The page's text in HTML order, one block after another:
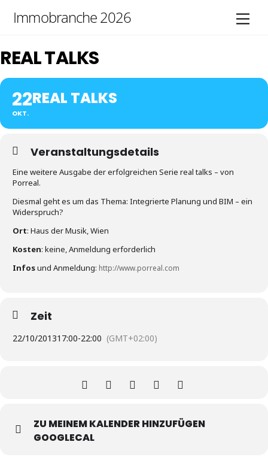
Immobranche 2026
REAL TALKS
22
OKT.
REAL TALKS
Veranstaltungsdetails
Eine weitere Ausgabe der erfolgreichen Serie real talks – von
Porreal.
Diesmal geht es um das Thema: Integrierte Planung und BIM – ein
Widerspruch?
Ort: Haus der Musik, Wien
Kosten: keine, Anmeldung erforderlich
Infosund Anmeldung: http://www.porreal.com
Zeit
22/10/201317:00-22:00 (GMT+02:00)
ZU MEINEM KALENDER HINZUFÜGEN
GOOGLECAL